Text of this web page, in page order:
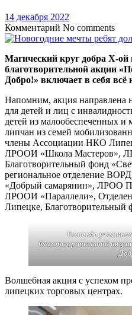
14 декабря 2022
Комментарий No comments
Магический круг добра Х-ой
благотворительной акции
Добро!» включает в себя
Напомним, акция направлена
для детей и лиц с
детей из малообеспеченных
липчан из семей
члены Ассоциации НКО
ЛРООИ «Школа Мастеров»,
Благотворительный фонд
региональное отделение
«Добрый самарянин», ЛРОО
ЛРООИ «Параллели»,
Липецке, Благотворительный
Команда
благотворительной
Волшебная акция с успехом
липецких торговых центрах.